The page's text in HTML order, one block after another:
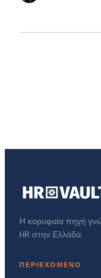
Η κορυφαία πηγή
HR στην Ελλάδα.
ΠΕΡΙΕΧΌΜΕΝΟ